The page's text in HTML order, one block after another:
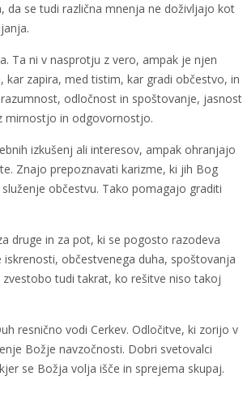
se tudi različna mnenja ne doživljajo kot
Ta ni v nasprotju z vero, ampak je njen
zapira, med tistim, kar gradi občestvo, in
odločnost in spoštovanje, jasnost
mirnostjo in odgovornostjo.
izkušenj ali interesov, ampak ohranjajo
Znajo prepoznavati karizme, ki jih Bog
občestvu. Tako pomagajo graditi
druge in za pot, ki se pogosto razodeva
občestvenega duha, spoštovanja
tudi takrat, ko rešitve niso takoj
resnično vodi Cerkev. Odločitve, ki zorijo v
Božje navzočnosti. Dobri svetovalci
se Božja volja išče in sprejema skupaj.